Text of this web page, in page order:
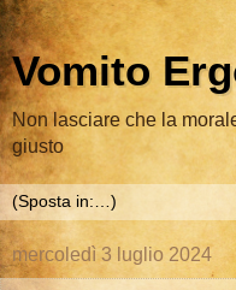
Vomito
Non lasciare che la
giusto
mercoledì 3 luglio 2024